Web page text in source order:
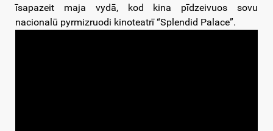
īsapazeit maja vydā, kod kina pīdzeivuos sovu
nacionalū pyrmizruodi kinoteatrī “Splendid Palace”.